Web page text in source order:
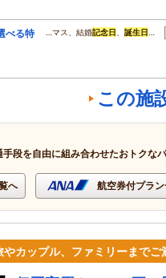
べる特
…マス、結婚記念日 誕生日 …
この施
手段を自由に組み合わせたおトクな
へ 航空券付プラ
カップル、ファミリーまでご